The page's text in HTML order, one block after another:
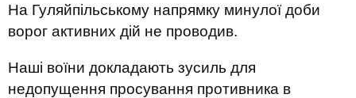
На Гуляйпільському напрямку минулої доби
ворог активних дій не проводив.
Наші воїни докладають зусиль для
недопущення просування противника в